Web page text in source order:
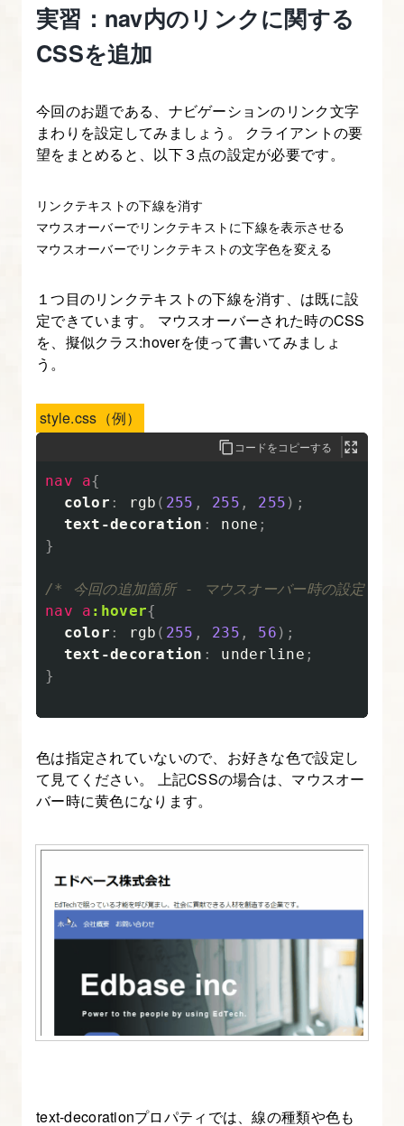
実習：nav内のリンクに関する
CSSを追加
今回のお題である、ナビゲーションのリンク文字
まわりを設定してみましょう。 クライアントの要
望をまとめると、以下３点の設定が必要です。
リンクテキストの下線を消す
マウスオーバーでリンクテキストに下線を表示させる
マウスオーバーでリンクテキストの文字色を変える
１つ目のリンクテキストの下線を消す、は既に設
定できています。 マウスオーバーされた時のCSS
を、擬似クラス:hoverを使って書いてみましょ
う。
style.css（例）
コードをコピーする
nav a{
color : rgb ( 255 , 255 , 255 );
text-decoration : none ;
}
/* 今回の追加箇所 - マウスオーバー時の設定 */
nav
a :hover{
color : rgb ( 255 , 235 , 56 );
text-decoration : underline ;
}
色は指定されていないので、お好きな色で設定し
て見てください。 上記CSSの場合は、マウスオー
バー時に黄色になります。
text-decorationプロパティでは、線の種類や色も